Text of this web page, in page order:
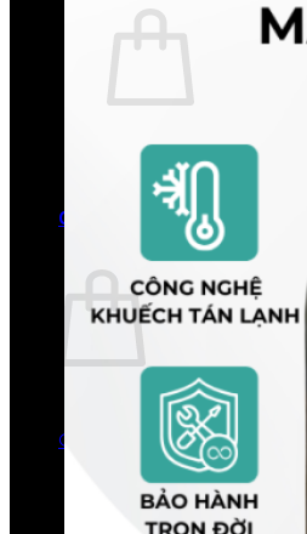
Quay trở lại cửa hàng
0
Giỏ hàng
Chưa có sản
Quay trở lại cửa hàng